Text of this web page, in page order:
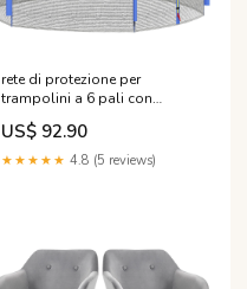
rete di protezione per
trampolini a 6 pali con
ingresso con cerniera
o305x180 cm in pe nero e blu
295696 D30-296BN
US$ 92.90
★★★★★ 4.8 (5 reviews)